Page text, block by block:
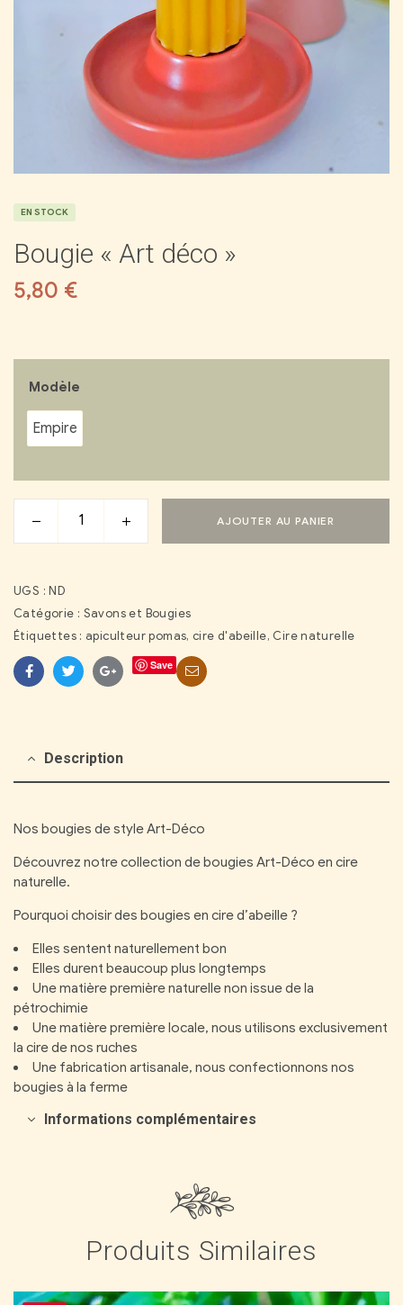
EN STOCK
Bougie « Art déco »
5,80 €
Modèle
Empire
AJOUTER AU PANIER
UGS :ND
Catégorie : Savons et Bougies
Étiquettes : apiculteur pomas, cire d'abeille, Cire naturelle
FacebookTwitterGoogle+
Save
Courriel
Description
Nos bougies de style Art-Déco
Découvrez notre collection de bougies Art-Déco en cire
naturelle.
Pourquoi choisir des bougies en cire d’abeille ?
Elles sentent naturellement bon
Elles durent beaucoup plus longtemps
Une matière première naturelle non issue de la
pétrochimie
Une matière première locale, nous utilisons exclusivement
la cire de nos ruches
Une fabrication artisanale, nous confectionnons nos
bougies à la ferme
Informations complémentaires
Produits Similaires